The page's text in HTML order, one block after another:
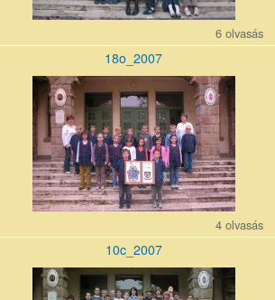
6 olvasás
18o_2007
18o_200710_0.jpg
4 olvasás
10c_2007
10c_200710_0.jpg